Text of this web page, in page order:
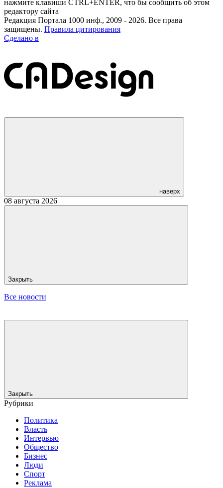
нажмите клавиши CTRL+ENTER, что бы сообщить об этом
редактору сайта
Редакция Портала 1000 инф., 2009 - 2026. Все права
защищены. Правила цитирования
Сделано в
наверх
08 августа 2026
Закрыть
Все новости
Закрыть
Рубрики
Политика
Власть
Интервью
Общество
Бизнес
Люди
Спорт
Реклама